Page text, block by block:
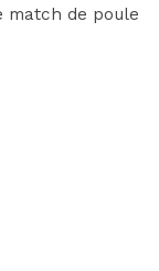
match de poule